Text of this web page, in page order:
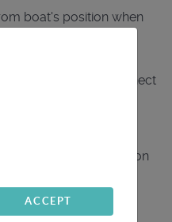
boat's position when
other things, to connect
during this connection
ACCEPT